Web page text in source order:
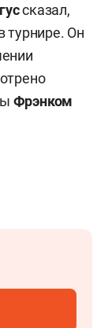
сказал,
турнире. Он
Фрэнком